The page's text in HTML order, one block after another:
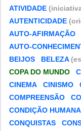
ATIVIDADE
AUTENTICIDADE
AUTO-AFIRMAÇÃO
AUTO-
BEIJOS
BELEZA
COPA DO MUNDO
CINEMA
CINISMO
COMPREENSÃO
CONDIÇÃO HUMANA
CONQUISTAS